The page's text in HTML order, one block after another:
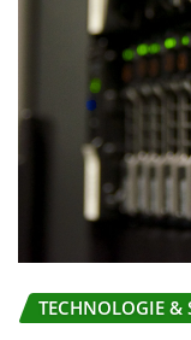
TECHNOLOGIE &